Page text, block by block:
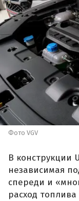
Фото VGV
В конструкции
независимая
спереди и
расход